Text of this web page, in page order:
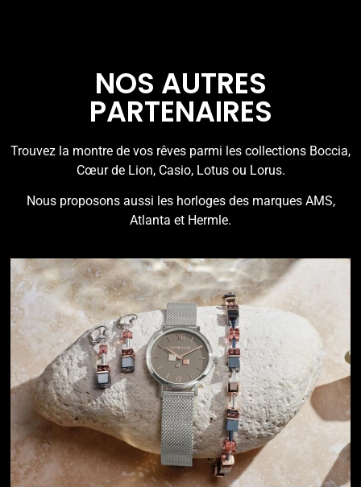
NOS AUTRES
PARTENAIRES
Trouvez la montre de vos rêves parmi les collections Boccia,
Cœur de Lion, Casio, Lotus ou Lorus.
Nous proposons aussi les horloges des marques AMS,
Atlanta et Hermle.